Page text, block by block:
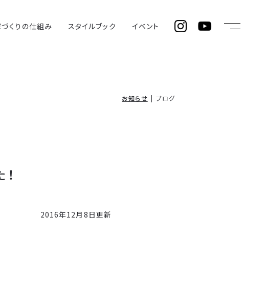
くりの仕組み スタイルブック イベント
お知らせ ブログ
2016年12月8日更新